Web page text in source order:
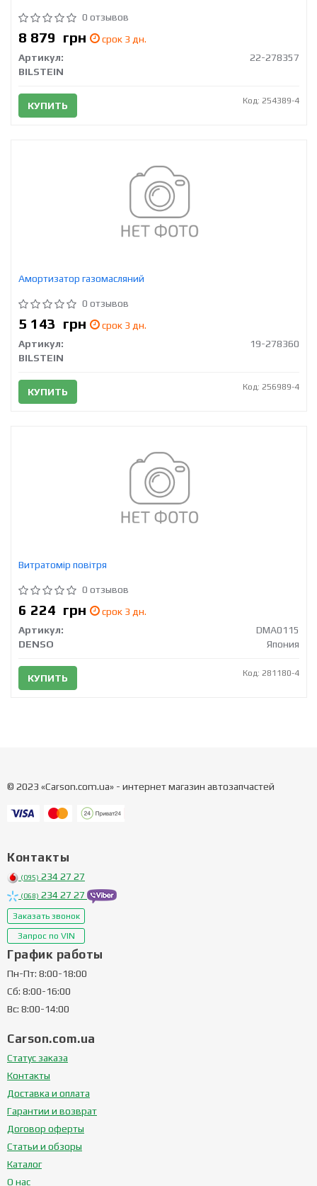
0 отзывов
8 879 грн
срок 3 дн.
Артикул:
22-278357
BILSTEIN
КУПИТЬ Код: 254389-4
Амортизатор газомасляний
0 отзывов
5 143 грн
срок 3 дн.
Артикул:
19-278360
BILSTEIN
КУПИТЬ Код: 256989-4
Витратомір повітря
0 отзывов
6 224 грн
срок 3 дн.
Артикул:
DMA0115
DENSO
Япония
КУПИТЬ Код: 281180-4
© 2023 «Carson.com.ua» - интернет магазин автозапчастей
Контакты
(095) 234 27 27
(068) 234 27 27
Заказать звонок
Запрос по VIN
График работы
Пн-Пт: 8:00-18:00
Сб: 8:00-16:00
Вс: 8:00-14:00
Carson.com.ua
Статус заказа
Контакты
Доставка и оплата
Гарантии и возврат
Договор оферты
Статьи и обзоры
Каталог
О нас